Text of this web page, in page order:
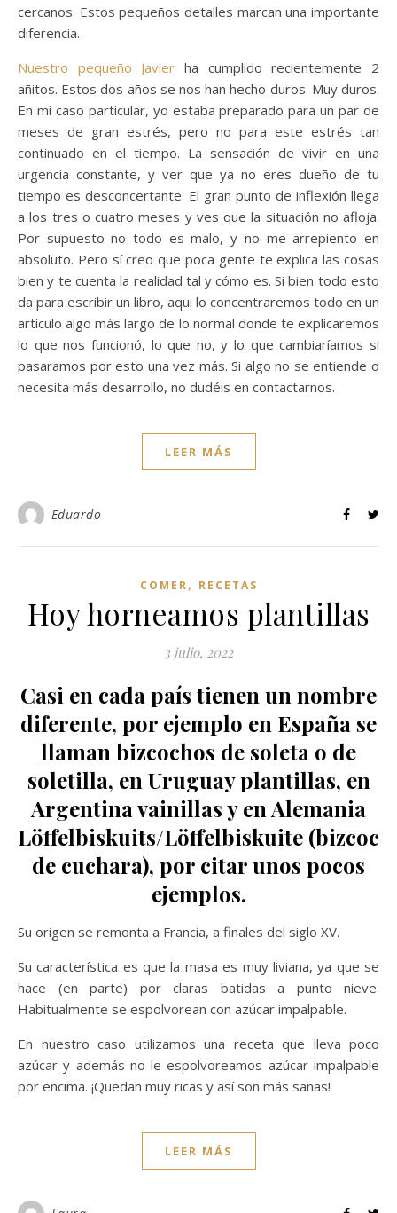
cercanos. Estos pequeños detalles marcan una importante
diferencia.
Nuestro pequeño Javier ha cumplido recientemente 2
añitos. Estos dos años se nos han hecho duros. Muy duros.
En mi caso particular, yo estaba preparado para un par de
meses de gran estrés, pero no para este estrés tan
continuado en el tiempo. La sensación de vivir en una
urgencia constante, y ver que ya no eres dueño de tu
tiempo es desconcertante. El gran punto de inflexión llega
a los tres o cuatro meses y ves que la situación no afloja.
Por supuesto no todo es malo, y no me arrepiento en
absoluto. Pero sí creo que poca gente te explica las cosas
bien y te cuenta la realidad tal y cómo es. Si bien todo esto
da para escribir un libro, aqui lo concentraremos todo en un
artículo algo más largo de lo normal donde te explicaremos
lo que nos funcionó, lo que no, y lo que cambiaríamos si
pasaramos por esto una vez más. Si algo no se entiende o
necesita más desarrollo, no dudéis en contactarnos.
LEER MÁS
Eduardo
COMER, RECETAS
Hoy horneamos plantillas
3 julio, 2022
Casi en cada país tienen un nombre
diferente, por ejemplo en España se
llaman bizcochos de soleta o de
soletilla, en Uruguay plantillas, en
Argentina vainillas y en Alemania
Löffelbiskuits/Löffelbiskuite
de cuchara), por citar unos pocos
ejemplos.
Su origen se remonta a Francia, a finales del siglo XV.
Su característica es que la masa es muy liviana, ya que se
hace (en parte) por claras batidas a punto nieve.
Habitualmente se espolvorean con azúcar impalpable.
En nuestro caso utilizamos una receta que lleva poco
azúcar y además no le espolvoreamos azúcar impalpable
por encima. ¡Quedan muy ricas y así son más sanas!
LEER MÁS